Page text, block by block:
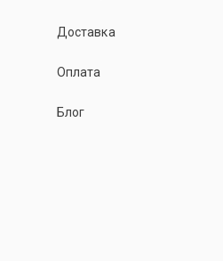
Доставка
Оплата
Блог